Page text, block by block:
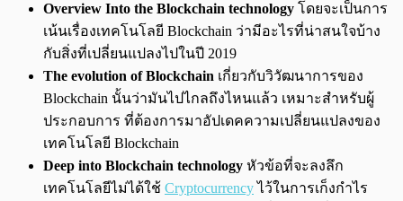
Overview Into the Blockchain technology โดยจะเป็นการ
เน้นเรื่องเทคโนโลยี Blockchain ว่ามีอะไรที่น่าสนใจบ้าง
กับสิ่งที่เปลี่ยนแปลงไปในปี 2019
The evolution of Blockchain เกี่ยวกับวิวัฒนาการของ
Blockchain นั้นว่ามันไปไกลถึงไหนแล้ว เหมาะสำหรับผู้
ประกอบการ ที่ต้องการมาอัปเดคความเปลี่ยนแปลงของ
เทคโนโลยี Blockchain
Deep into Blockchain technology หัวข้อที่จะลงลึก
เทคโนโลยีไม่ได้ใช้ Cryptocurrencyไว้ในการเก็งกำไร